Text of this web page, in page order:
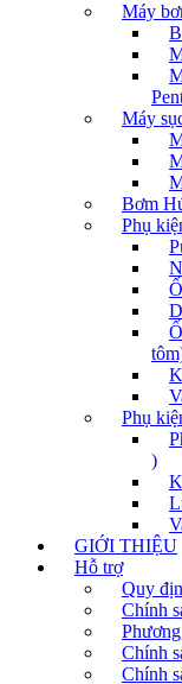
Máy
Máy
Bơm
Phụ
Phụ
)
GIỚI THIỆU
Hỗ trợ
Quy
Chính
Chính
Chính